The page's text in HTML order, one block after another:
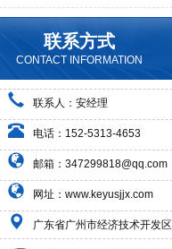
联系方式
CONTACT INFORMATION
联系人：安经理
电话：152-5313-4653
邮箱：347299818@qq.com
网址：www.keyusjjx.com
广东省广州市经济技术开发区